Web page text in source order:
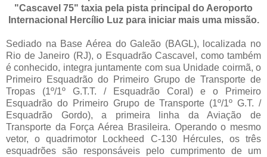
"Cascavel 75" taxia pela pista principal do Aeroporto
Internacional Hercílio Luz para iniciar mais uma missão.
Sediado na Base Aérea do Galeão (BAGL), localizada no
Rio de Janeiro (RJ), o Esquadrão Cascavel, como também
é conhecido, integra juntamente com sua Unidade coirmã, o
Primeiro Esquadrão do Primeiro Grupo de Transporte de
Tropas (1º/1º G.T.T. / Esquadrão Coral) e o Primeiro
Esquadrão do Primeiro Grupo de Transporte (1º/1º G.T. /
Esquadrão Gordo), a primeira linha da Aviação de
Transporte da Força Aérea Brasileira. Operando o mesmo
vetor, o quadrimotor Lockheed C-130 Hércules, os três
esquadrões são responsáveis pelo cumprimento de um